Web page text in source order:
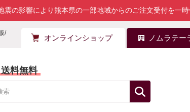
震の影響により熊本県の一部地域からのご注文受付を一時
/
オンラインショップ ノムラテー
送料無料